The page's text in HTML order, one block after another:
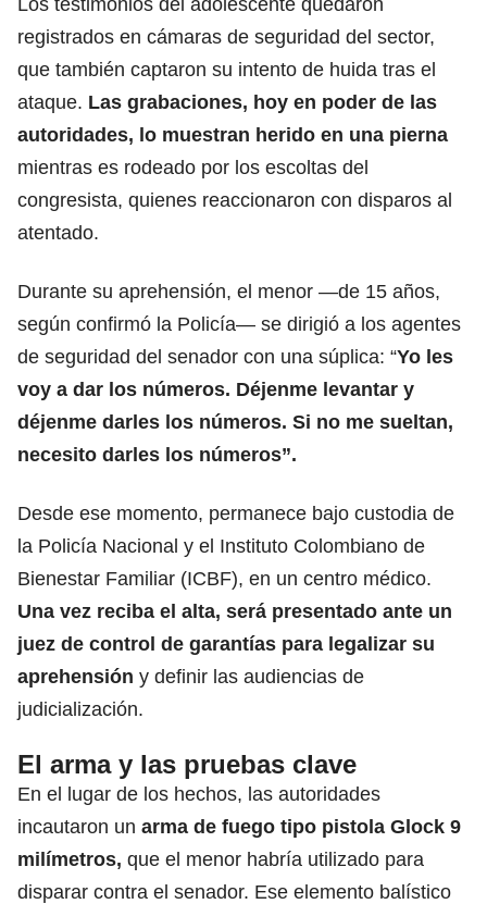
registrados en cámaras de seguridad del sector,
que también captaron su intento de huida tras el
ataque. Las grabaciones, hoy en poder de las
autoridades, lo muestran herido en una pierna
mientras es rodeado por los escoltas del
congresista, quienes reaccionaron con disparos al
atentado.
Durante su aprehensión, el menor —de 15 años,
según confirmó la Policía— se dirigió a los agentes
de seguridad del senador con una súplica: “Yo les
voy a dar los números. Déjenme levantar y
déjenme darles los números. Si no me sueltan,
necesito darles los números”.
Desde ese momento, permanece bajo custodia de
la Policía Nacional y el Instituto Colombiano de
Bienestar Familiar (ICBF), en un centro médico.
Una vez reciba el alta, será presentado ante un
juez de control de garantías para legalizar su
aprehensión y definir las audiencias de
judicialización.
El arma y las pruebas clave
En el lugar de los hechos, las autoridades
incautaron un arma de fuego tipo pistola Glock 9
milímetros, que el menor habría utilizado para
disparar contra el senador. Ese elemento balístico